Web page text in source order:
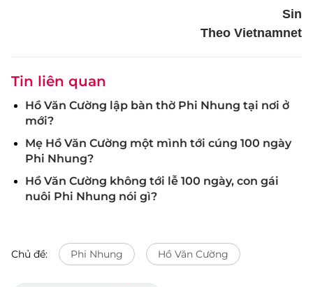
Sin
Theo Vietnamnet
Tin liên quan
Hồ Văn Cường lập bàn thờ Phi Nhung tại nơi ở
mới?
Mẹ Hồ Văn Cường một mình tới cúng 100 ngày
Phi Nhung?
Hồ Văn Cường không tới lễ 100 ngày, con gái
nuôi Phi Nhung nói gì?
Chủ đề: Phi Nhung Hồ Văn Cường